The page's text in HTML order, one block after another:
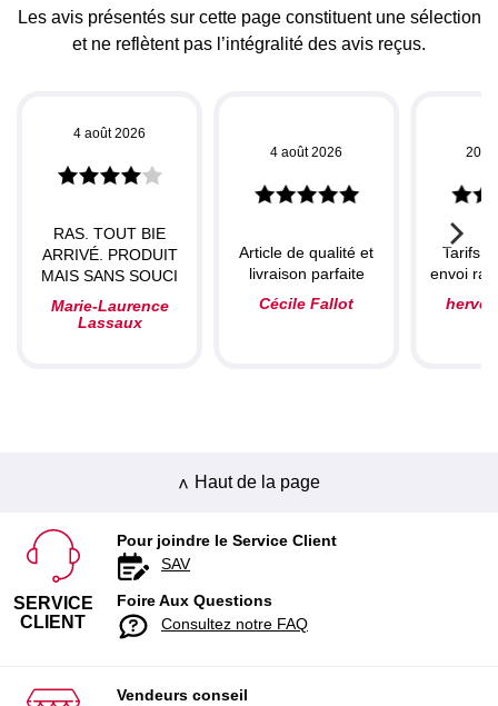
Les avis présentés sur cette page constituent une sélection
et ne reflètent pas l’intégralité des avis reçus.
4 août 2026
RAS. TOUT BIE
ARRIVÉ. PRODUIT
MAIS SANS SOUCI
Marie-Laurence
Lassaux
4 août 2026
Article de qualité et
livraison parfaite
Cécile Fallot
20
Tarifs
envoi
herve
Haut de la page
SERVICE
CLIENT
Pour joindre le Service Client
SAV
Foire Aux Questions
Consultez notre FAQ
Vendeurs conseil